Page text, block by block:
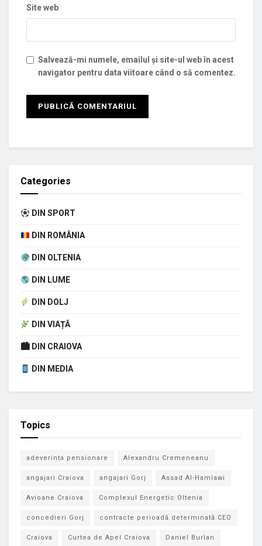
Site web
Salvează-mi numele, emailul și site-ul web în acest
navigator pentru data viitoare când o să comentez.
Categories
DIN SPORT
DIN ROMÂNIA
DIN OLTENIA
DIN LUME
DIN DOLJ
DIN VIAȚĂ
🏙 DIN CRAIOVA
DIN MEDIA
Topics
adeverinta pensionare Alexandru Cremeneanu
angajari Craiova angajari Gorj Assad Al-Hamlawi
Avioane Craiova Complexul Energetic Oltenia
concedieri Gorj contracte perioadă determinată CEO
Craiova Curtea de Apel Craiova Daniel Burlan